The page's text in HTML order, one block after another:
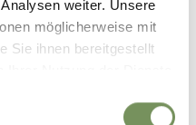
weiter. Unsere
möglicherweise mit
Sie ihnen bereitgestellt